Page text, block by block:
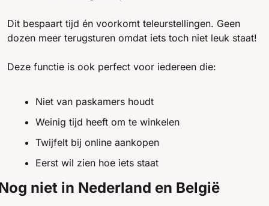
Dit bespaart tijd én voorkomt teleurstellingen. Geen
dozen meer terugsturen omdat iets toch niet leuk staat!
Deze functie is ook perfect voor iedereen die:
Niet van paskamers houdt
Weinig tijd heeft om te winkelen
Twijfelt bij online aankopen
Eerst wil zien hoe iets staat
niet in Nederland en België